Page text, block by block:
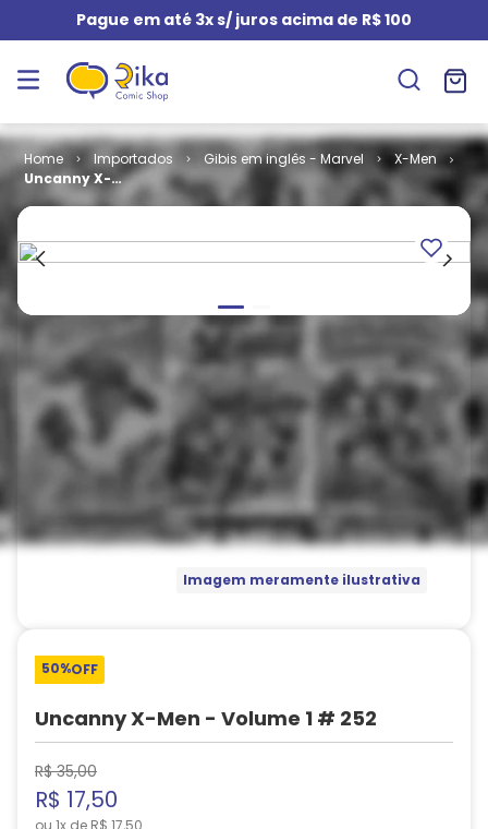
Pague em até 3x s/ juros acima de R$ 100
Importados Gibis em inglês - Marvel
X-Men
Uncanny X-
Men - Volume
Imagem meramente ilustrativa
50%OFF
Uncanny X-Men - Volume 1 # 252
R$ 35,00
R$ 17,50
ou 1x de R$ 17,50